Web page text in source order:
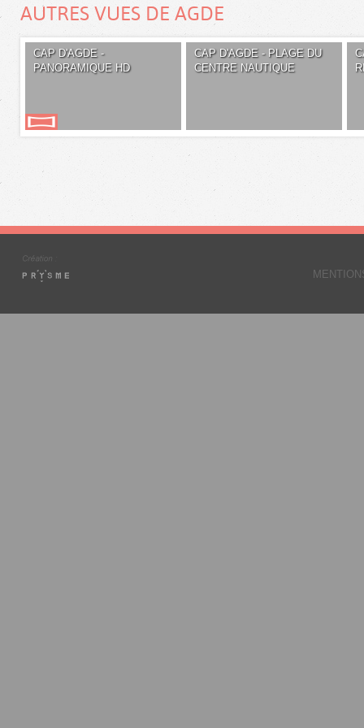
AUTRES VUES DE AGDE
CAP D'AGDE -
PANORAMIQUE HD
CAP D'AGDE - PLAGE DU
CENTRE NAUTIQUE